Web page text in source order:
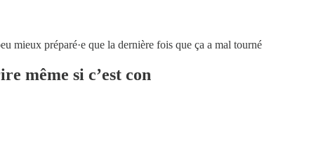
mieux préparé·e que la dernière fois que ça a mal tourné
même si c’est con